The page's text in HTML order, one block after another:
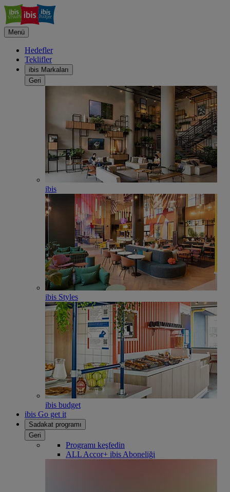
Menü
Hedefler
Teklifler
ibis Markaları
Geri
ibis
ibis Styles
ibis budget
ibis Go get it
Sadakat programı
Geri
Programı keşfedin
ALL Accor+ ibis Aboneliği